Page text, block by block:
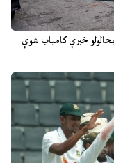
خبرې کامیاب شوې